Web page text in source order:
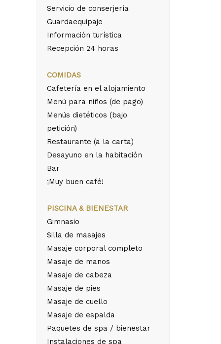
Servicio de conserjería
Guardaequipaje
Información turística
Recepción 24 horas
COMIDAS
Cafetería en el alojamiento
Menú para niños (de pago)
Menús dietéticos (bajo
petición)
Restaurante (a la carta)
Desayuno en la habitación
Bar
¡Muy buen café!
PISCINA & BIENESTAR
Gimnasio
Silla de masajes
Masaje corporal completo
Masaje de manos
Masaje de cabeza
Masaje de pies
Masaje de cuello
Masaje de espalda
Paquetes de spa / bienestar
Instalaciones de spa